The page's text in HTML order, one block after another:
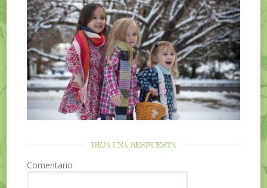
DEJA UNA RESPUESTA
Comentario